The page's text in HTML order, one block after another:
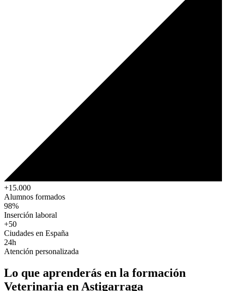
+15.000
Alumnos formados
98%
Inserción laboral
+50
Ciudades en España
24h
Atención personalizada
Lo que aprenderás en la formación
Veterinaria en Astigarraga